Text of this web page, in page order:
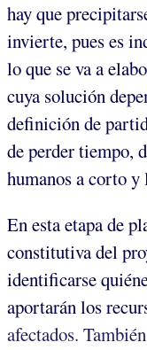
hay que
invierte, pues es
lo que se va a
cuya solución
definición de
de perder tiempo,
humanos a corto y
En esta etapa de
constitutiva del
identificarse
aportarán los
afectados.